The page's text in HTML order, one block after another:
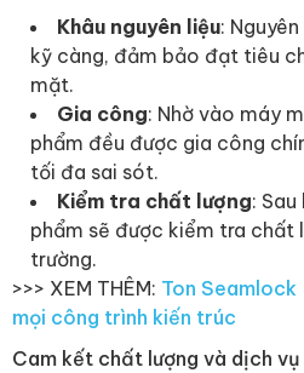
Khâu nguyên liệu:
kỹ càng, đảm bảo đạt tiêu
mặt.
Gia công: Nhờ vào máy
phẩm đều được gia công
tối đa sai sót.
Kiểm tra chất lượng:
phẩm sẽ được kiểm tra chất
trường.
>>> XEM THÊM: Ton Seamlock
mọi công trình kiến trúc
Cam kết chất lượng và dịch vụ